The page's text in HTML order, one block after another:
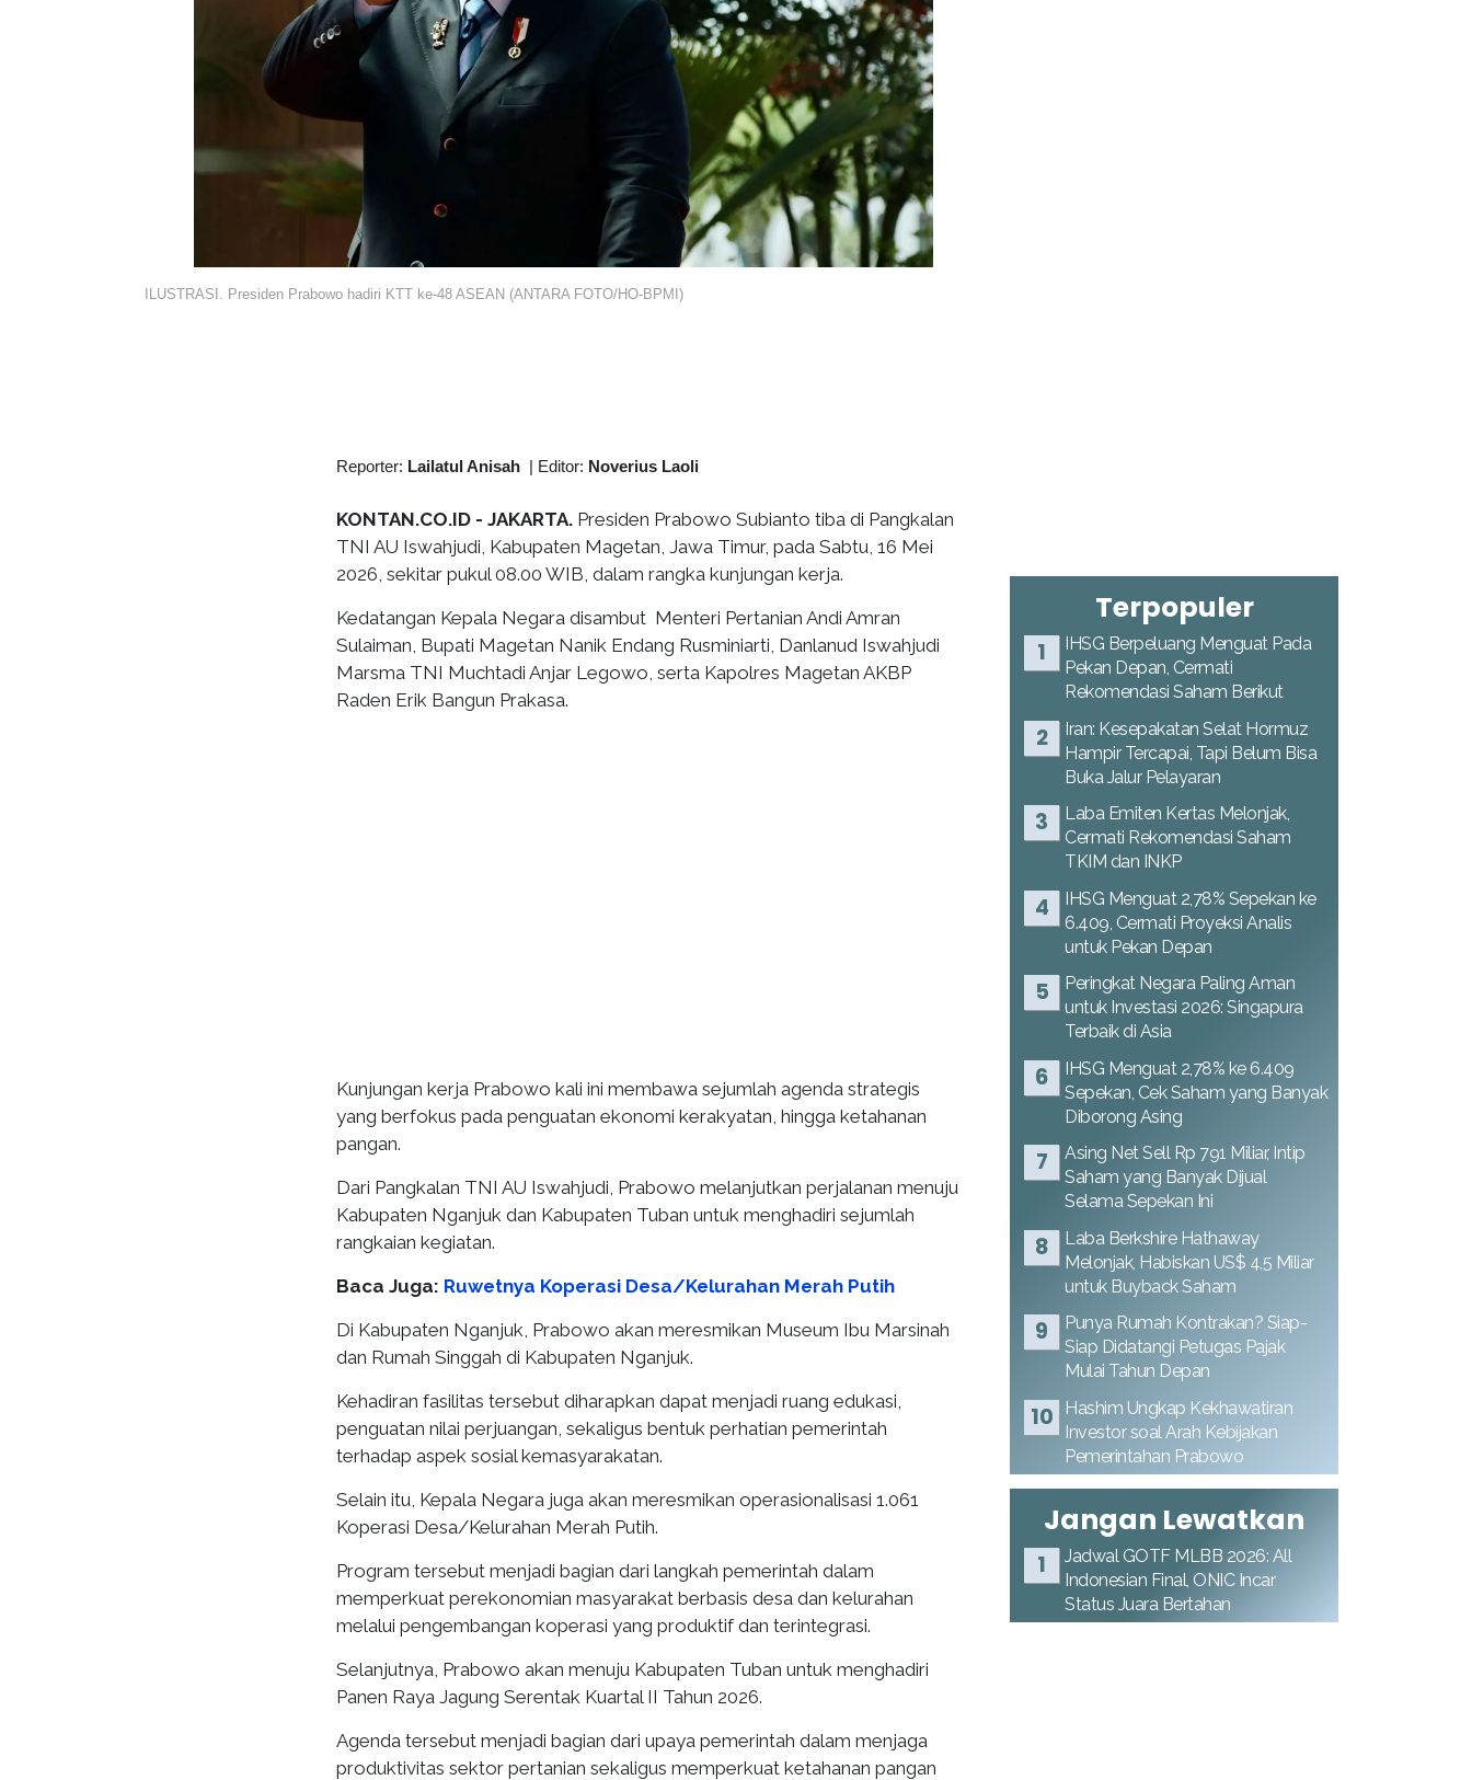
ILUSTRASI. Presiden Prabowo hadiri KTT ke-48 ASEAN (ANTARA FOTO/HO-BPMI)
Reporter: Lailatul Anisah | Editor: Noverius Laoli
KONTAN.CO.ID - JAKARTA. Presiden Prabowo Subianto tiba di Pangkalan
TNI AU Iswahjudi, Kabupaten Magetan, Jawa Timur, pada Sabtu, 16 Mei
2026, sekitar pukul 08.00 WIB, dalam rangka kunjungan kerja.
Kedatangan Kepala Negara disambut Menteri Pertanian Andi Amran
Sulaiman, Bupati Magetan Nanik Endang Rusminiarti, Danlanud Iswahjudi
Marsma TNI Muchtadi Anjar Legowo, serta Kapolres Magetan AKBP
Raden Erik Bangun Prakasa.
Kunjungan kerja Prabowo kali ini membawa sejumlah agenda strategis
yang berfokus pada penguatan ekonomi kerakyatan, hingga ketahanan
pangan.
Dari Pangkalan TNI AU Iswahjudi, Prabowo melanjutkan perjalanan menuju
Kabupaten Nganjuk dan Kabupaten Tuban untuk menghadiri sejumlah
rangkaian kegiatan.
Baca Juga: Ruwetnya Koperasi Desa/Kelurahan Merah Putih
Di Kabupaten Nganjuk, Prabowo akan meresmikan Museum Ibu Marsinah
dan Rumah Singgah di Kabupaten Nganjuk.
Kehadiran fasilitas tersebut diharapkan dapat menjadi ruang edukasi,
penguatan nilai perjuangan, sekaligus bentuk perhatian pemerintah
terhadap aspek sosial kemasyarakatan.
Selain itu, Kepala Negara juga akan meresmikan operasionalisasi 1.061
Koperasi Desa/Kelurahan Merah Putih.
Program tersebut menjadi bagian dari langkah pemerintah dalam
memperkuat perekonomian masyarakat berbasis desa dan kelurahan
melalui pengembangan koperasi yang produktif dan terintegrasi.
Selanjutnya, Prabowo akan menuju Kabupaten Tuban untuk menghadiri
Panen Raya Jagung Serentak Kuartal II Tahun 2026.
Agenda tersebut menjadi bagian dari upaya pemerintah dalam menjaga
produktivitas sektor pertanian sekaligus memperkuat ketahanan pangan
Terpopuler
IHSG Berpeluang Menguat Pada
Pekan Depan, Cermati
Rekomendasi Saham Berikut
Iran: Kesepakatan Selat Hormuz
Hampir Tercapai, Tapi Belum Bisa
Buka Jalur Pelayaran
Laba Emiten Kertas Melonjak,
Cermati Rekomendasi Saham
TKIM dan INKP
IHSG Menguat 2,78% Sepekan ke
6.409, Cermati Proyeksi Analis
untuk Pekan Depan
Peringkat Negara Paling Aman
untuk Investasi 2026: Singapura
Terbaik di Asia
IHSG Menguat 2,78% ke 6.409
Sepekan, Cek Saham yang Banyak
Diborong Asing
Asing Net Sell Rp 791 Miliar, Intip
Saham yang Banyak Dijual
Selama Sepekan Ini
Laba Berkshire Hathaway
Melonjak, Habiskan US$ 4,5 Miliar
untuk Buyback Saham
Punya Rumah Kontrakan? Siap-
Siap Didatangi Petugas Pajak
Mulai Tahun Depan
Hashim Ungkap Kekhawatiran
Investor soal Arah Kebijakan
Pemerintahan Prabowo
Jangan Lewatkan
Jadwal GOTF MLBB 2026: All
Indonesian Final, ONIC Incar
Status Juara Bertahan